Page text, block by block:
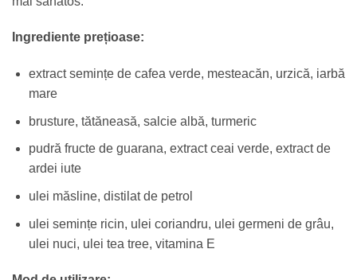
Ingrediente prețioase:
extract semințe de cafea verde, mesteacăn, urzică, iarbă
mare
brusture, tătăneasă, salcie albă, turmeric
pudră fructe de guarana, extract ceai verde, extract de
ardei iute
ulei măsline, distilat de petrol
ulei semințe ricin, ulei coriandru, ulei germeni de grâu,
ulei nuci, ulei tea tree, vitamina E